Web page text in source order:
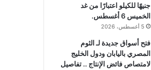
جنيهًا للكيلو اعتبارًا من غد
الخميس 6 أغسطس.
5 أغسطس، 2026
فتح أسواق جديدة لـ الثوم
المصري باليابان ودول الخليج
لامتصاص فائض الإنتاج .. تفاصيل